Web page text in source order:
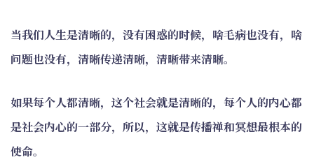
当我们人生是清晰的，没有困惑的时候，啥毛病也没有，啥
问题也没有，清晰传递清晰，清晰带来清晰。
如果每个人都清晰，这个社会就是清晰的，每个人的内心都
是社会内心的一部分，所以，这就是传播禅和冥想最根本的
使命。